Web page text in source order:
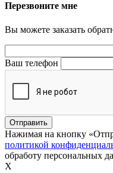
Перезвоните мне
Вы можете заказать
Ваш телефон
Нажимая на кнопку
политикой
обработу персональных
X